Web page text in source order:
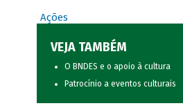
Ações
VEJA TAMBÉM
O BNDES e o apoio à cultura
Patrocínio a eventos culturais